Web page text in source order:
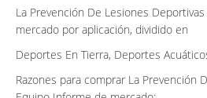
La Prevención De Lesiones
mercado por aplicación, dividido en
Deportes En Tierra, Deportes
Razones para comprar La Prevención